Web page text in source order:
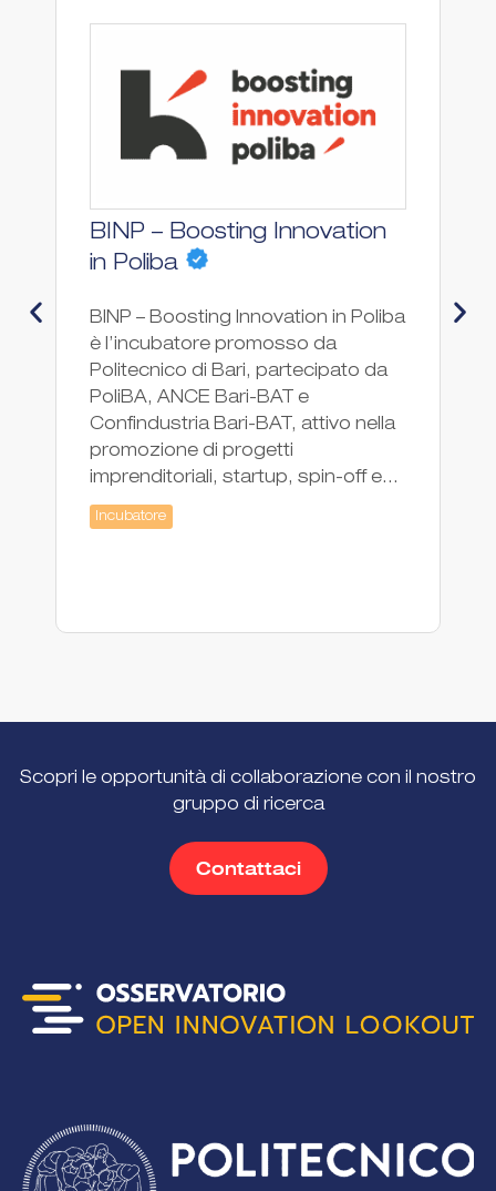
BINP – Boosting Innovation
in Poliba
BINP – Boosting Innovation in Poliba
è l’incubatore promosso da
Politecnico di Bari, partecipato da
PoliBA, ANCE Bari-BAT e
Confindustria Bari-BAT, attivo nella
promozione di progetti
imprenditoriali, startup, spin-off e...
Incubatore
Scopri le opportunità di collaborazione con il nostro
gruppo di ricerca
Contattaci